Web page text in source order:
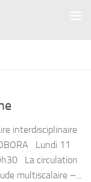
interdisciplinaire
Lundi 11
La circulation
multiscalaire –...